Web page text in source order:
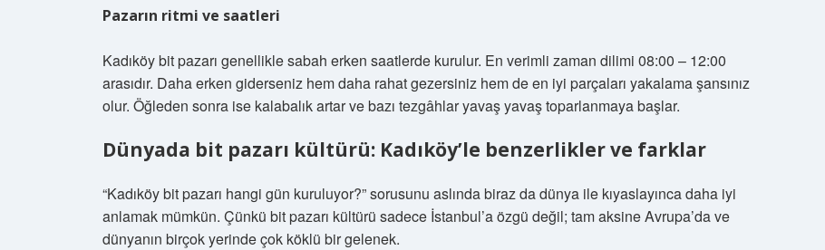
Pazarın ritmi ve saatleri
Kadıköy bit pazarı genellikle sabah erken saatlerde kurulur. En verimli zaman dilimi 08:00 – 12:00
arasıdır. Daha erken giderseniz hem daha rahat gezersiniz hem de en iyi parçaları yakalama şansınız
olur. Öğleden sonra ise kalabalık artar ve bazı tezgâhlar yavaş yavaş toparlanmaya başlar.
Dünyada bit pazarı kültürü: Kadıköy’le benzerlikler ve farklar
“Kadıköy bit pazarı hangi gün kuruluyor?” sorusunu aslında biraz da dünya ile kıyaslayınca daha iyi
anlamak mümkün. Çünkü bit pazarı kültürü sadece İstanbul’a özgü değil; tam aksine Avrupa’da ve
dünyanın birçok yerinde çok köklü bir gelenek.